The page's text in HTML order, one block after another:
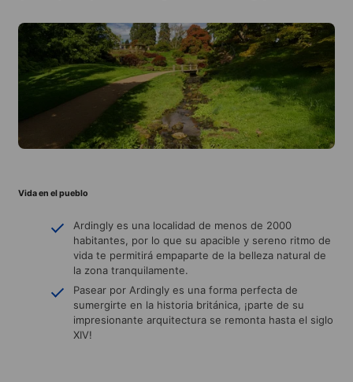
Vida en el pueblo
Ardingly es una localidad de menos de 2000
habitantes, por lo que su apacible y sereno ritmo de
vida te permitirá empaparte de la belleza natural de
la zona tranquilamente.
Pasear por Ardingly es una forma perfecta de
sumergirte en la historia británica, ¡parte de su
impresionante arquitectura se remonta hasta el siglo
XIV!